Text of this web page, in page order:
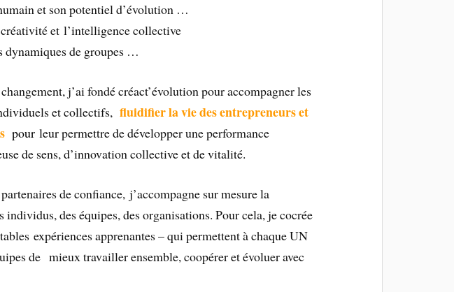
et son potentiel d’évolution …
créativité et l’intelligence collective
dynamiques de groupes …
j’ai fondé créact’évolution pour accompagner les
et collectifs,fluidifier la vie des entrepreneurs et
pour leur permettre de développer une performance
de sens, d’innovation collective et de vitalité.
de confiance, j’accompagne sur mesure la
individus, des équipes, des organisations. Pour cela, je cocrée
expériences apprenantes – qui permettent à chaque UN
de mieux travailler ensemble, coopérer et évoluer avec